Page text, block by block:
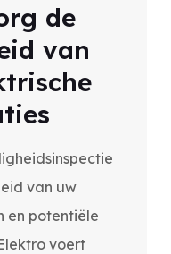
de
van
van uw
en potentiële
voert